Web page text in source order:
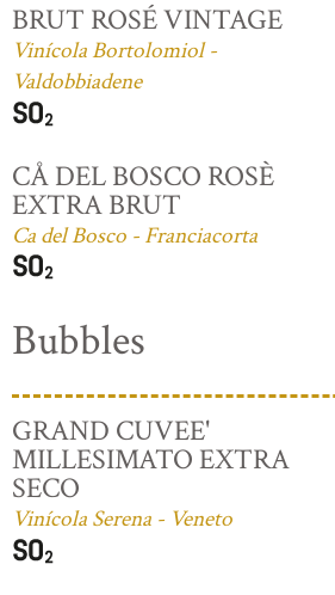
BRUT ROSÉ VINTAGE
Vinícola Bortolomiol -
Valdobbiadene
CÅ DEL BOSCO ROSÈ
EXTRA BRUT
Ca del Bosco - Franciacorta
Bubbles
GRAND CUVEE'
MILLESIMATO EXTRA
SECO
Vinícola Serena - Veneto